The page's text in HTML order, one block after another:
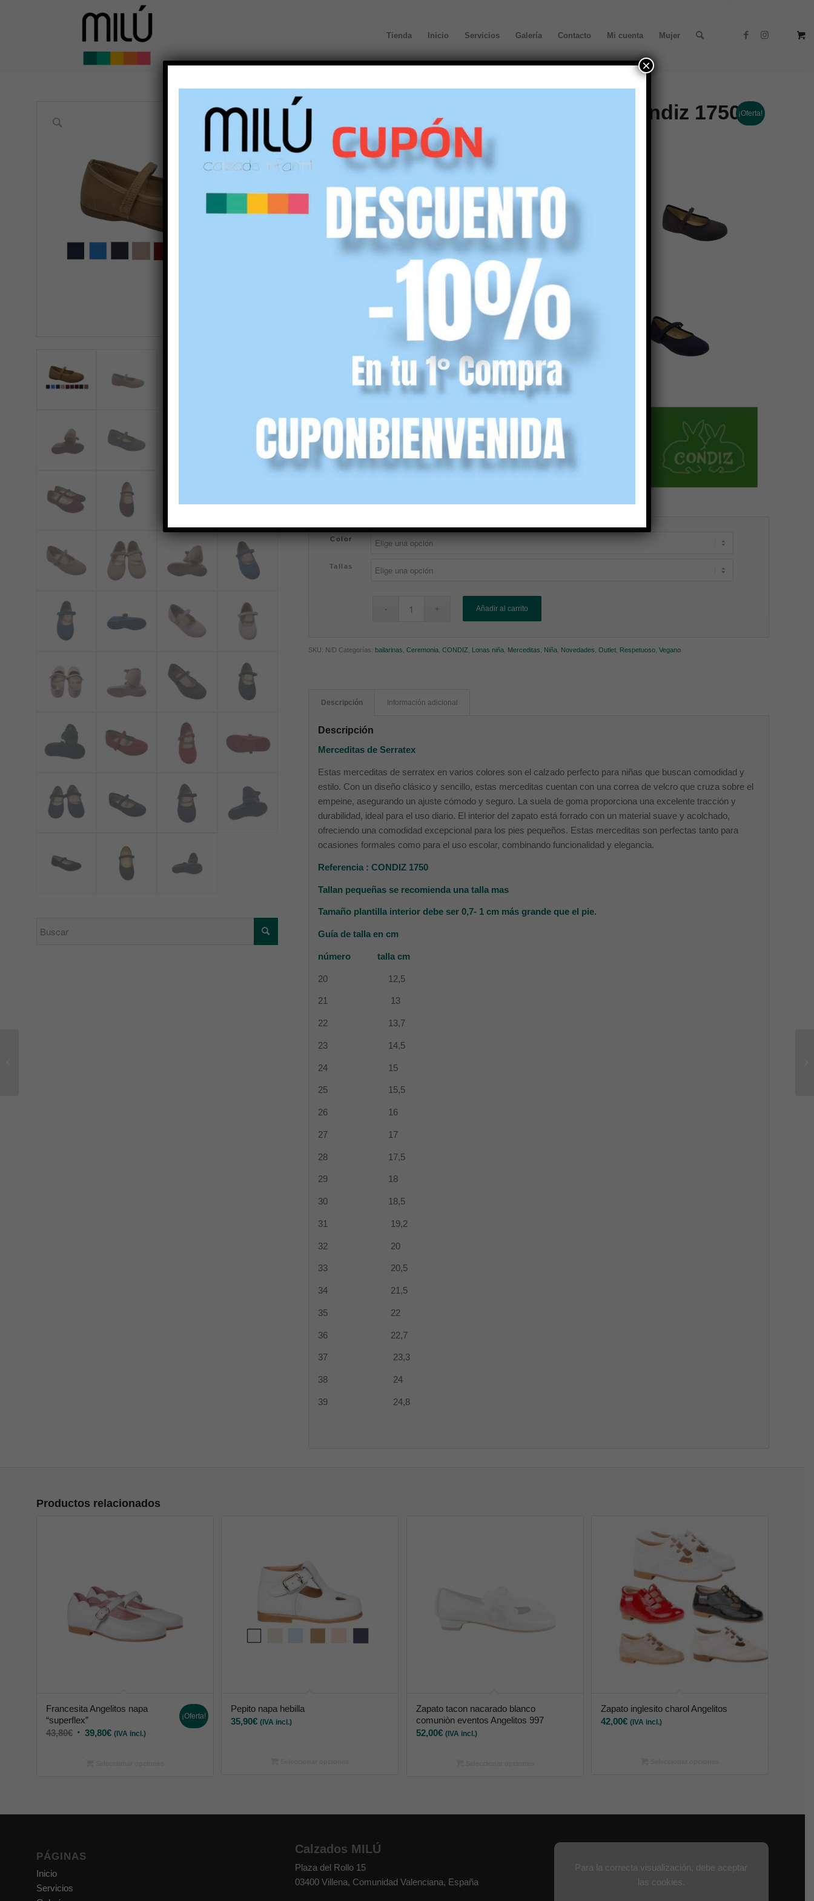
Tienda Inicio Servicios Galería Contacto Mi cuenta Mujer
¡Oferta!
Merceditas serratex niña velcro Condiz 1750
24,00 € 20,90 € (IVA incl.)
Color
Tallas
Añadir al carrito
SKU: N/D Categorías: bailarinas Ceremonia, CONDIZ Lonas niña, Merceditas Niña, Novedades Outlet, Respetuoso, Vegano
Descripción Información adicional
Descripción
Merceditas de Serratex
Estas merceditas de serratex en varios colores son el calzado perfecto para niñas que buscan comodidad y
estilo. Con un diseño clásico y sencillo, estas merceditas cuentan con una correa de velcro que cruza sobre el
empeine, asegurando un ajuste cómodo y seguro. La suela de goma proporciona una excelente tracción y
durabilidad, ideal para el uso diario. El interior del zapato está forrado con un material suave y acolchado,
ofreciendo una comodidad excepcional para los pies pequeños. Estas merceditas son perfectas tanto para
ocasiones formales como para el uso escolar, combinando funcionalidad y elegancia.
Referencia : CONDIZ 1750
Tallan pequeñas se recomienda una talla mas
Tamaño plantilla interior debe ser 0,7- 1 cm más grande que el pie.
Guía de talla en cm
número talla cm
20 12,5
21 13
22 13,7
23 14,5
24 15
25 15,5
26 16
27 17
28 17,5
29 18
30 18,5
31 19,2
32 20
33 20,5
34 21,5
35 22
36 22,7
37 23,3
38 24
39 24,8
Productos relacionados
Francesita Angelitos napa
“superflex”
43,80€ 39,80€ (IVA incl.)
¡Oferta!
Pepito napa hebilla
35,90€ (IVA incl.)
Zapato tacon nacarado blanco
comuniòn eventos Angelitos 997
52,00€ (IVA incl.)
Zapato inglesito charol Angelitos
42,00€ (IVA incl.)
PÁGINAS
Inicio
Servicios
Calzados MILÚ
Plaza del Rollo 15
03400 Villena, Comunidad Valenciana, España
Para la correcta visualización, debe aceptar
las cookies.
×